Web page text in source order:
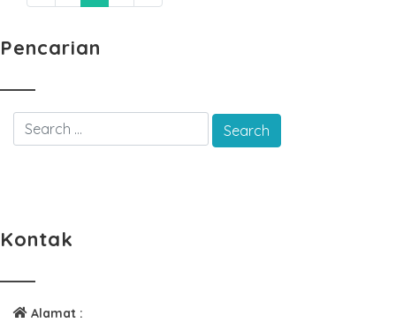
Pencarian
Kontak
Alamat :